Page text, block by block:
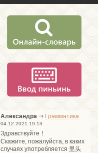
Александра ⇒ Грамматика
04.12.2021 19:13
Здравствуйте！
Cкажите, пожалуйста, в каких
случаях употребляется 里头